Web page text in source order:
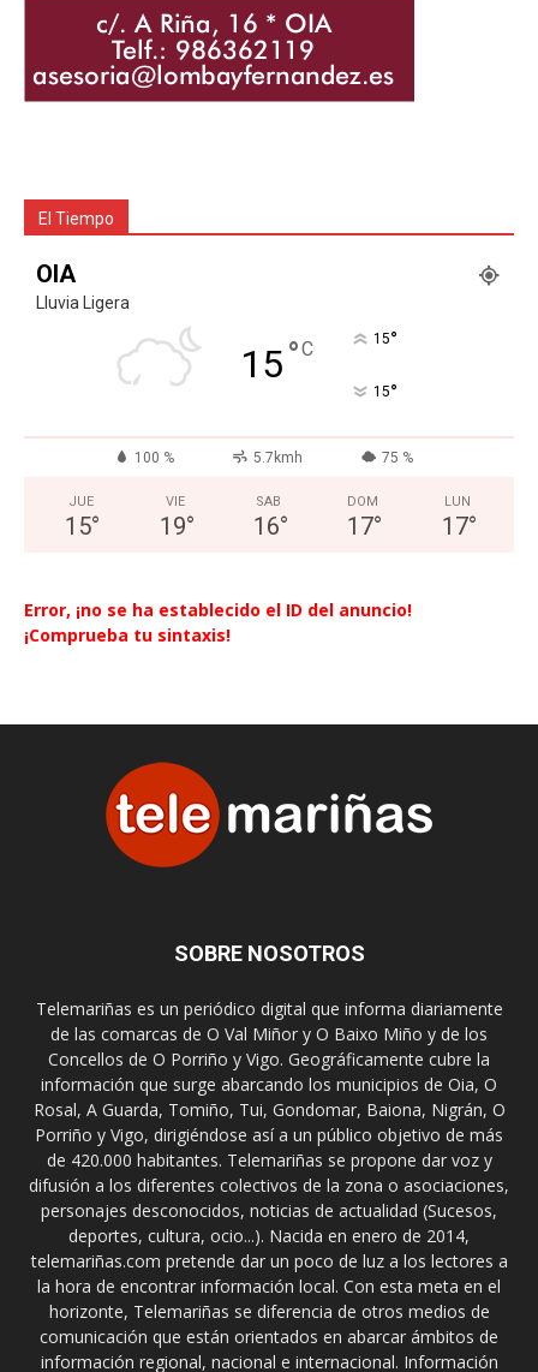
El Tiempo
OIA
Lluvia Ligera
15°C 15°
15°
100 % 5.7kmh 75 %
JUE
15°
VIE
19°
SAB
16°
DOM
17°
LUN
17°
Error, ¡no se ha establecido el ID del anuncio!
¡Comprueba tu sintaxis!
SOBRE NOSOTROS
Telemariñas es un periódico digital que informa diariamente
de las comarcas de O Val Miñor y O Baixo Miño y de los
Concellos de O Porriño y Vigo. Geográficamente cubre la
información que surge abarcando los municipios de Oia, O
Rosal, A Guarda, Tomiño, Tui, Gondomar, Baiona, Nigrán, O
Porriño y Vigo, dirigiéndose así a un público objetivo de más
de 420.000 habitantes. Telemariñas se propone dar voz y
difusión a los diferentes colectivos de la zona o asociaciones,
personajes desconocidos, noticias de actualidad (Sucesos,
deportes, cultura, ocio...). Nacida en enero de 2014,
telemariñas.com pretende dar un poco de luz a los lectores a
la hora de encontrar información local. Con esta meta en el
horizonte, Telemariñas se diferencia de otros medios de
comunicación que están orientados en abarcar ámbitos de
información regional, nacional e internacional. Información